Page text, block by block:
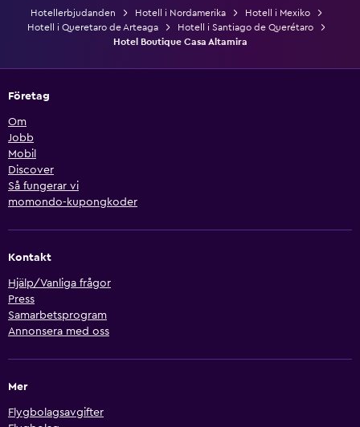
Hotellerbjudanden Hotell i Nordamerika
Hotell i Mexiko
Hotell i Queretaro de Arteaga
Hotell i Santiago de Querétaro
Hotel Boutique Casa Altamira
Företag
Om
Jobb
Mobil
Discover
Så fungerar vi
momondo-kupongkoder
Kontakt
Hjälp/Vanliga frågor
Press
Samarbetsprogram
Annonsera med oss
Mer
Flygbolagsavgifter